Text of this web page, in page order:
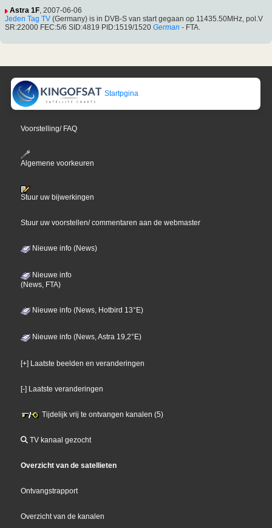
Astra 1F, 2007-06-06
Jeden Tag TV (Germany) is in DVB-S van start gegaan op 11435.50MHz, pol.V
SR:22000 FEC:5/6 SID:4819 PID:1519/1520 German - FTA.
Startpgina
Voorstelling/ FAQ
Algemene voorkeuren
Stuur uw bijwerkingen
Stuur uw voorstellen/ commentaren aan de webmaster
Nieuwe info (News)
Nieuwe info
(News, FTA)
Nieuwe info (News, Hotbird 13°E)
Nieuwe info (News, Astra 19,2°E)
[+] Laatste beelden en veranderingen
[-] Laatste veranderingen
Tijdelijk vrij te ontvangen kanalen (5)
TV kanaal gezocht
Overzicht van de satellieten
Ontvangstrapport
Overzicht van de kanalen